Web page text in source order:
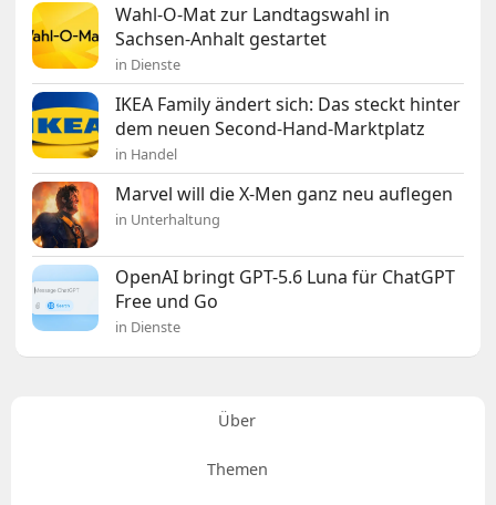
Wahl-O-Mat zur Landtagswahl in
Sachsen-Anhalt gestartet
in Dienste
IKEA Family ändert sich: Das steckt hinter
dem neuen Second-Hand-Marktplatz
in Handel
Marvel will die X-Men ganz neu auflegen
in Unterhaltung
OpenAI bringt GPT-5.6 Luna für ChatGPT
Free und Go
in Dienste
Über
Themen